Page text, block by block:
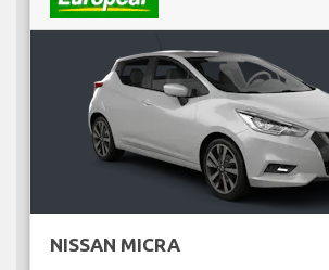
NISSAN MICRA